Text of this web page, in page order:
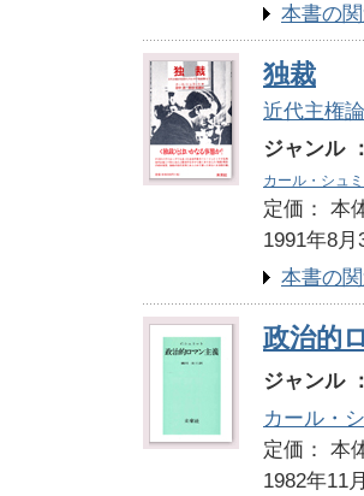
本書の
独裁
近代主権
ジャンル
カール・シュ
定価：
1991年8月
本書の
政治的
ジャンル
カール・
定価：
1982年11